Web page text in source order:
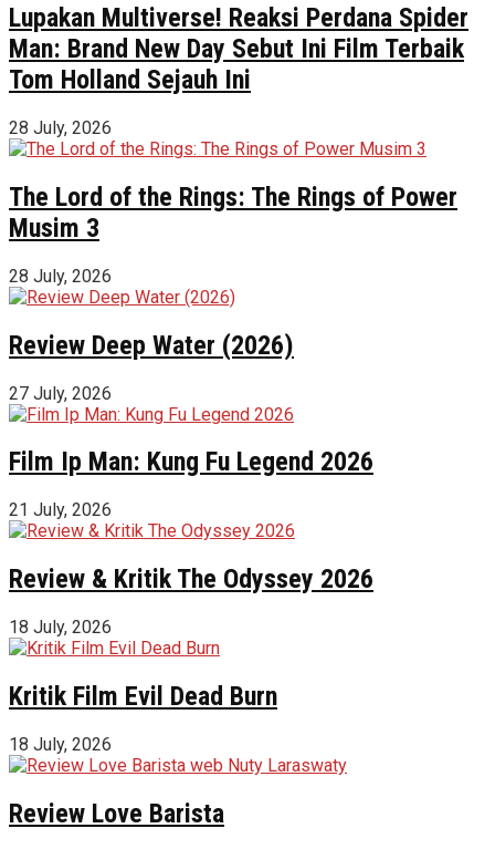
Lupakan Multiverse! Reaksi Perdana Spider
Man: Brand New Day Sebut Ini Film Terbaik
Tom Holland Sejauh Ini
28 July, 2026
The Lord of the Rings: The Rings of Power
Musim 3
28 July, 2026
Review Deep Water (2026)
27 July, 2026
Film Ip Man: Kung Fu Legend 2026
21 July, 2026
Review & Kritik The Odyssey 2026
18 July, 2026
Kritik Film Evil Dead Burn
18 July, 2026
Review Love Barista